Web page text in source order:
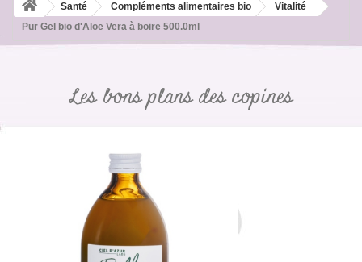
Santé Compléments alimentaires bio
Vitalité
Pur Gel bio d'Aloe Vera à boire 500.0ml
Les bons plans des copines